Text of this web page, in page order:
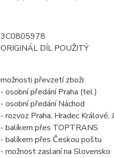
3C0805978
ORIGINÁL DÍL POUŽITÝ
možnosti převzetí zboži:
- osobní předání Praha (tel.)
- osobní předání Náchod
- rozvoz Praha, Hradec
- balíkem přes TOPTRANS
- balíkem přes Českou poštu
- možnost zaslaní na Slovensko